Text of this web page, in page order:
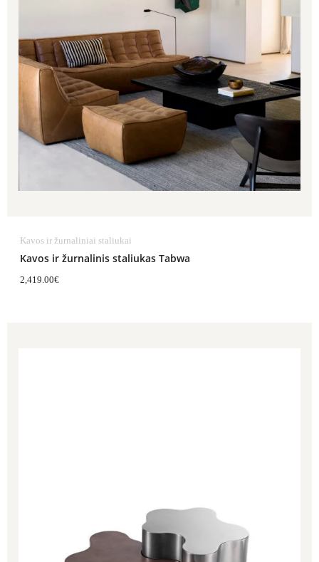
Kavos ir žurnaliniai staliukai
Kavos ir žurnalinis staliukas Tabwa
2,419.00€